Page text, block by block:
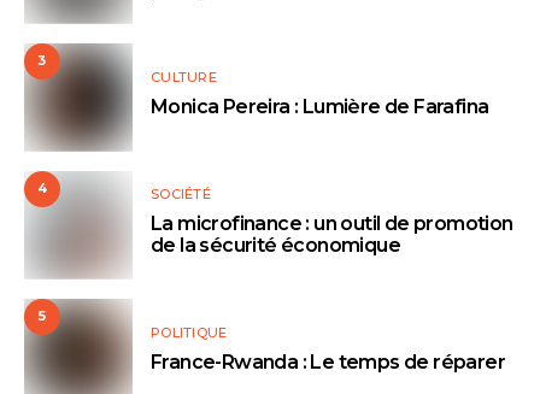
3
CULTURE
Monica Pereira : Lumière de Farafina
4 SOCIÉTÉ
La microfinance : un outil de promotion
de la sécurité économique
5
POLITIQUE
France-Rwanda : Le temps de réparer